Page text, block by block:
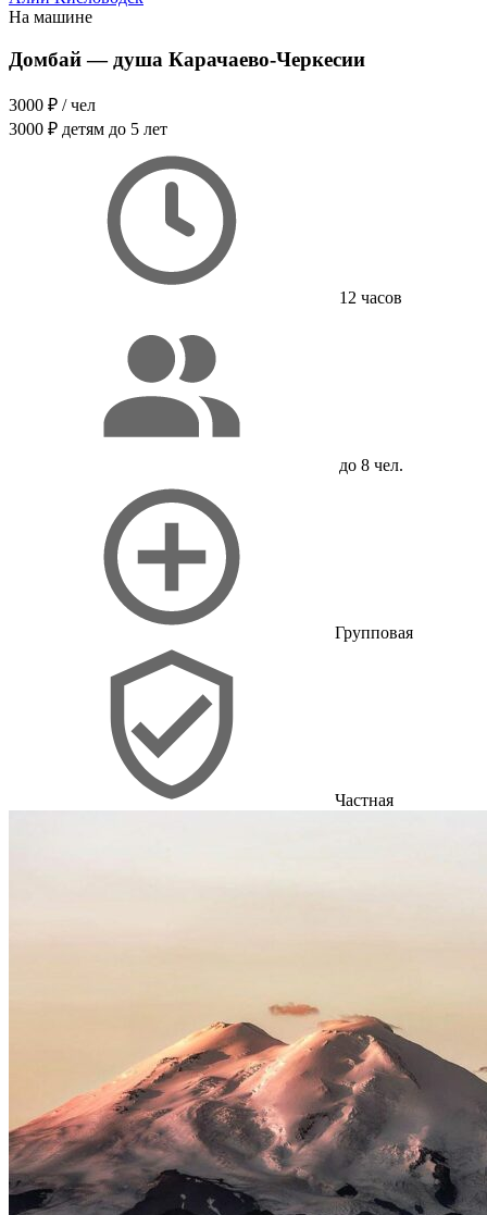
На машине
Домбай — душа Карачаево-Черкесии
3000 ₽ / чел
3000 ₽ детям до 5 лет
12 часов
до 8 чел.
Групповая
Частная